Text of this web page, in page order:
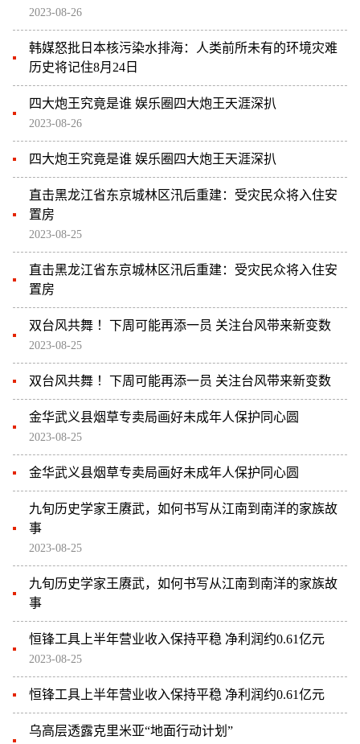
2023-08-26
韩媒怒批日本核污染水排海：人类前所未有的环境灾难
历史将记住8月24日
四大炮王究竟是谁 娱乐圈四大炮王天涯深扒
2023-08-26
四大炮王究竟是谁 娱乐圈四大炮王天涯深扒
直击黑龙江省东京城林区汛后重建：受灾民众将入住安
置房
2023-08-25
直击黑龙江省东京城林区汛后重建：受灾民众将入住安
置房
双台风共舞 ！下周可能再添一员 关注台风带来新变数
2023-08-25
双台风共舞 ！下周可能再添一员 关注台风带来新变数
金华武义县烟草专卖局画好未成年人保护同心圆
2023-08-25
金华武义县烟草专卖局画好未成年人保护同心圆
九旬历史学家王赓武，如何书写从江南到南洋的家族故
事
2023-08-25
九旬历史学家王赓武，如何书写从江南到南洋的家族故
事
恒锋工具上半年营业收入保持平稳 净利润约0.61亿元
2023-08-25
恒锋工具上半年营业收入保持平稳 净利润约0.61亿元
乌高层透露克里米亚“地面行动计划”